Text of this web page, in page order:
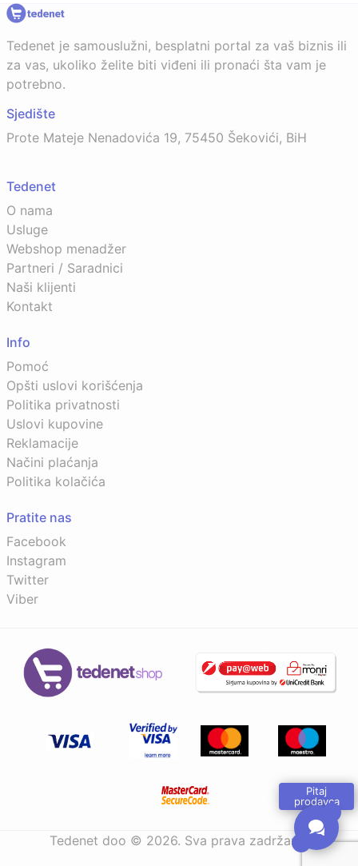
Pitaj
prodavca
Tedenet je samouslužni, besplatni portal za vaš biznis ili
za vas, ukoliko želite biti viđeni ili pronaći šta vam je
potrebno.
Sjedište
Prote Mateje Nenadovića 19, 75450 Šekovići, BiH
Tedenet
O nama
Usluge
Webshop menadžer
Partneri / Saradnici
Naši klijenti
Kontakt
Info
Pomoć
Opšti uslovi korišćenja
Politika privatnosti
Uslovi kupovine
Reklamacije
Načini plaćanja
Politika kolačića
Pratite nas
Facebook
Instagram
Twitter
Viber
Tedenet doo © 2026. Sva prava zadržana.